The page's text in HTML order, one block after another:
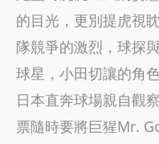
的目光，更別提虎視
隊競爭的激烈，球探
球星，小田切讓的角
日本直奔球場親自觀
票隨時要將巨猩Mr.